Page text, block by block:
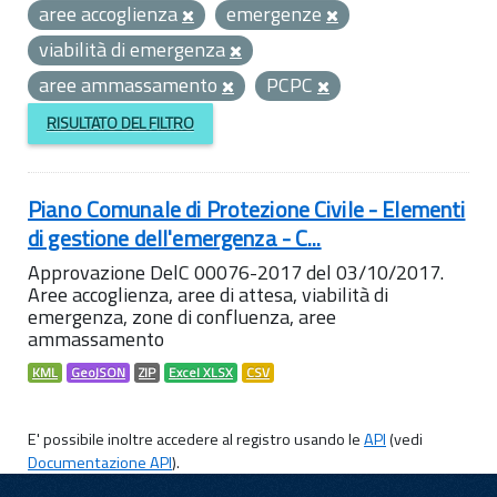
aree accoglienza
emergenze
viabilità di emergenza
aree ammassamento
PCPC
RISULTATO DEL FILTRO
Piano Comunale di Protezione Civile - Elementi
di gestione dell'emergenza - C...
Approvazione DelC 00076-2017 del 03/10/2017.
Aree accoglienza, aree di attesa, viabilità di
emergenza, zone di confluenza, aree
ammassamento
KML GeoJSON ZIP Excel XLSX CSV
E' possibile inoltre accedere al registro usando leAPI(vedi
Documentazione API).